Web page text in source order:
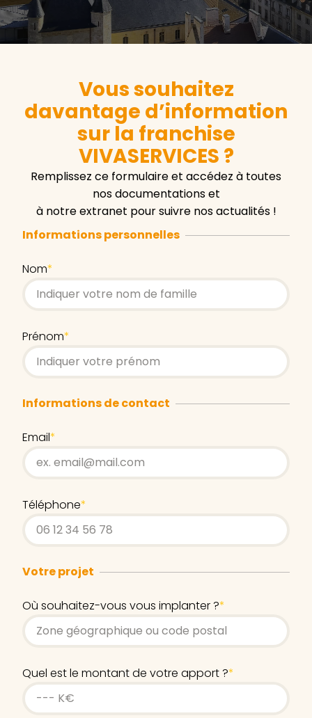
Vous souhaitez
davantage d’information
sur la franchise
VIVASERVICES ?
Remplissez ce formulaire et accédez à toutes
nos documentations et
à notre extranet pour suivre nos actualités !
Informations personnelles
Nom*
Prénom*
Informations de contact
Email*
Téléphone*
Votre projet
Où souhaitez-vous vous implanter ?*
Quel est le montant de votre apport ?*